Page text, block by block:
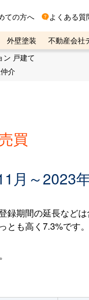
ての方へ よくある質
外壁塗装
不動産会社
デスク
ン 戸建て
介
買
月～2023年
期間の延長など
も高く7.3%です。